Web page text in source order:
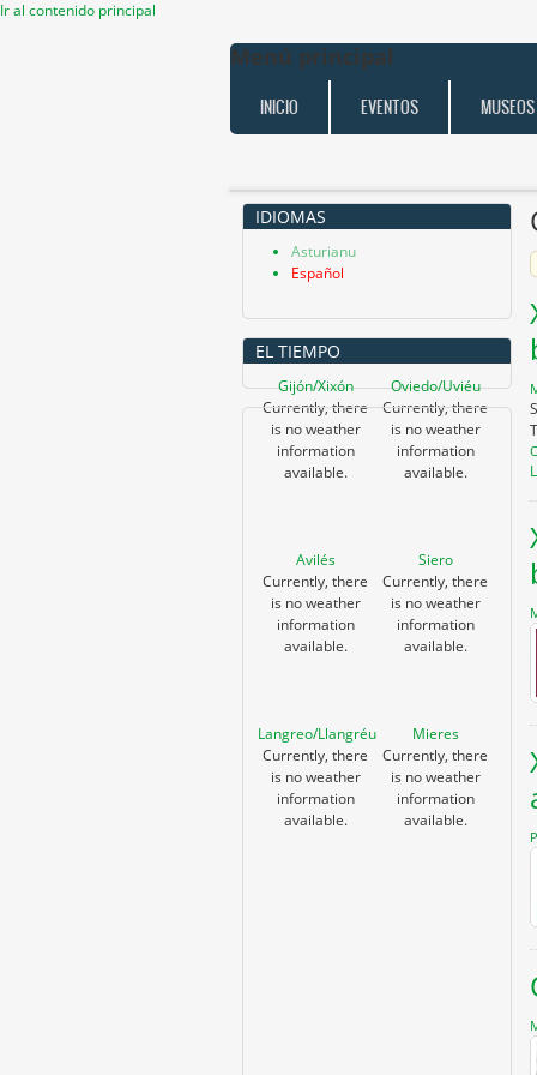
Ir al contenido principal
Menú principal
INICIO EVENTOS MUSEOS
IDIOMAS
Asturianu
Español
EL TIEMPO
Gijón/Xixón
Currently, there
is no weather
information
available.
Oviedo/Uviéu
Currently, there
is no weather
information
available.
Avilés
Currently, there
is no weather
information
available.
Siero
Currently, there
is no weather
information
available.
Langreo/Llangréu
Currently, there
is no weather
information
available.
Mieres
Currently, there
is no weather
information
available.